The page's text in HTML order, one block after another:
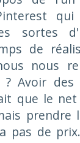
qui
sortes
de
nous
Avoir des
que le
prendre
pas de